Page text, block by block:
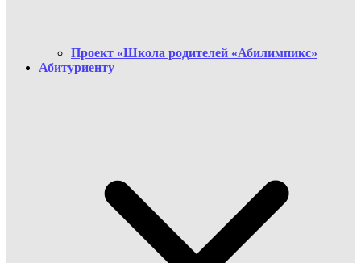
Проект «Школа родителей «Абилимпикс»
Абитуриенту